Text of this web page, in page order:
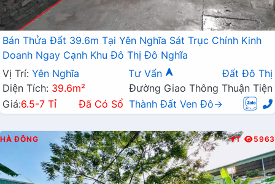
Bán Thửa Đất 39.6m Tại Yên Nghĩa Sát Trục Chính Kinh
Doanh Ngay Cạnh Khu Đô Thị Đô Nghĩa
Vị Trí: Yên Nghĩa Tư Vấn
Đất Đô Thị
Diện Tích: 39.6m²
Đường Giao Thông Thuận Tiện
Giá:6.5-7 Tỉ Đã Có Sổ Thành Đất Ven Đô→
HÀ ĐÔNG T 5963